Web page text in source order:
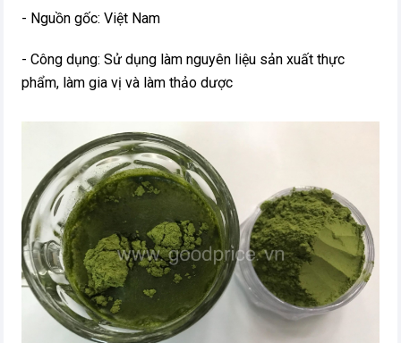
- Nguồn gốc: Việt Nam
- Công dụng: Sử dụng làm nguyên liệu sản xuất thực
phẩm, làm gia vị và làm thảo dược